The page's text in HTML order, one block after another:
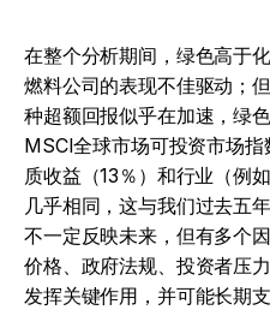
在整个分析期间，绿色高于
燃料公司的表现不佳驱动；
种超额回报似乎在加速，绿
MSCI全球市场可投资市场
质收益（13％）和行业（例
几乎相同，这与我们过去五
不一定反映未来，但有多个
价格、政府法规、投资者压
发挥关键作用，并可能长期支